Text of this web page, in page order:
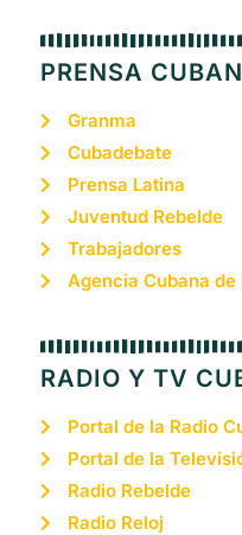
PRENSA
Granma
Cubadebate
Prensa Latina
Juventud Rebelde
Trabajadores
Agencia Cubana de
RADIO Y TV
Portal de la Radio
Portal de la
Radio Rebelde
Radio Reloj